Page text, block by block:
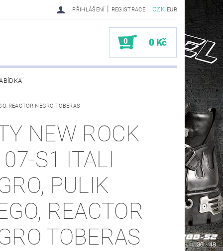
CZK EUR
PŘIHLÁŠENÍ | REGISTRACE
0 0 Kč
SENDRA-SENDRA HANDMADE BIKER BOOTS
REACTOR NEGRO TOBERAS
NEW ROCK
S1 ITALI
PULIK
REACTOR
TOBERAS